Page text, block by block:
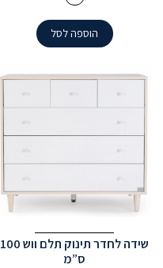
הוספה לסל
שידה לחדר תינוק תלם ווש 100
ס”מ